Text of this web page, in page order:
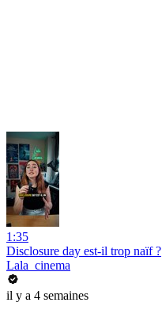
1:35
Disclosure day est-il trop naïf ?
Lala_cinema
il y a 4 semaines